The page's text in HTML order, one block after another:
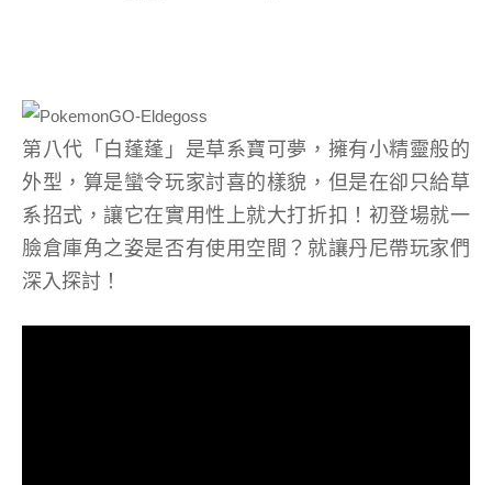
第八代「白蓬蓬」是草系寶可夢，擁有小精靈般的
外型，算是蠻令玩家討喜的樣貌，但是在卻只給草
系招式，讓它在實用性上就大打折扣！初登場就一
臉倉庫角之姿是否有使用空間？就讓丹尼帶玩家們
深入探討！